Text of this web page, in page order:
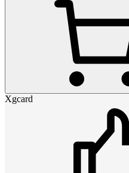
Xgcard